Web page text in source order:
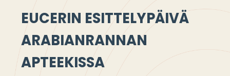
EUCERIN ESITTELYPÄIVÄ
ARABIANRANNAN
APTEEKISSA